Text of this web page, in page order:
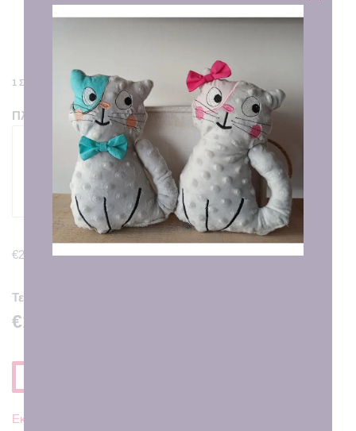
1 ΣΕ ΑΠΌΘΕΜΑ
Πληκτρολογήστε το όνομα που θέλετε να κεντηθεί.
50 characters remaining
€2.00
Τελική Τιμή
€17.00
Εκτιμώμενη Παράδοση σε